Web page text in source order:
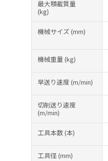
最大積載質量
(kg)
機械サイズ(mm)
機械重量(kg)
早送り速度(m/min)
切削送り速度
(m/min)
工具本数(本)
工具径(mm)